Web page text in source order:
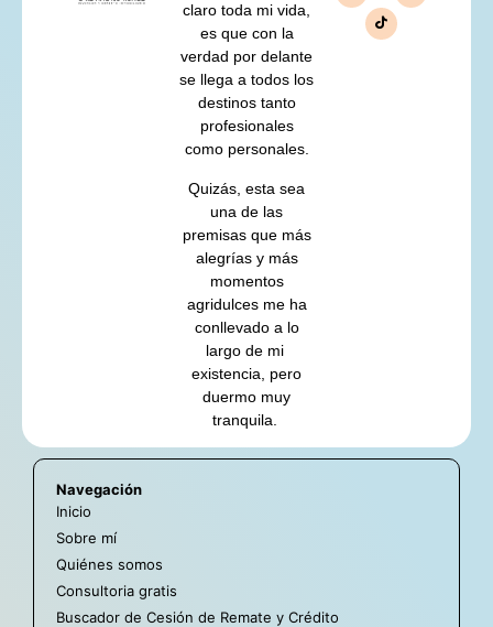
claro toda mi vida,
es que con la
verdad por delante
se llega a todos los
destinos tanto
profesionales
como personales.
Quizás, esta sea
una de las
premisas que más
alegrías y más
momentos
agridulces me ha
conllevado a lo
largo de mi
existencia, pero
duermo muy
tranquila.
Navegación
Inicio
Sobre mí
Quiénes somos
Consultoria gratis
Buscador de Cesión de Remate y Crédito